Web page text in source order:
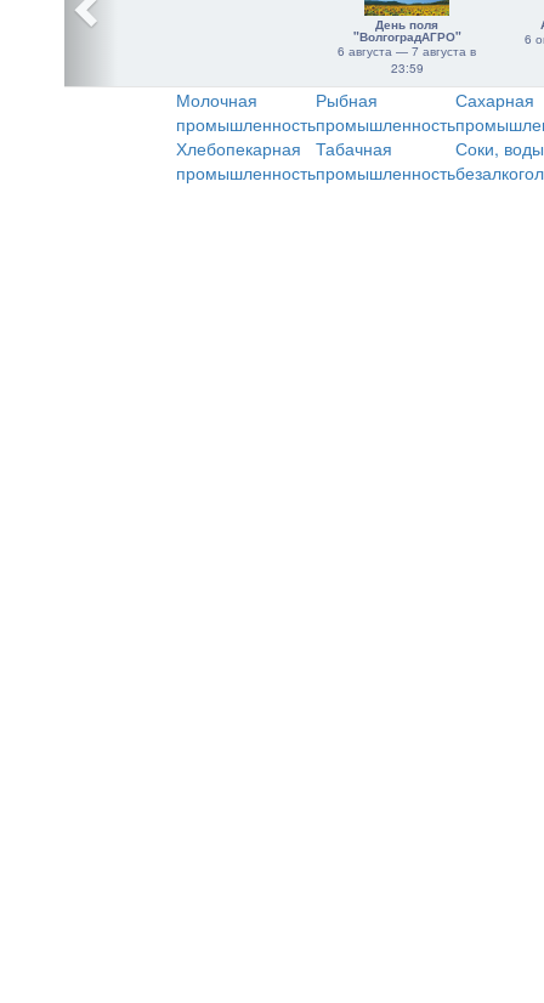
День поля
"ВолгоградАГРО"
6 августа — 7 августа в
23:59
6
Молочная
промышленность
Рыбная
промышленность
Сахарная
Хлебопекарная
промышленность
Табачная
промышленность
Соки,